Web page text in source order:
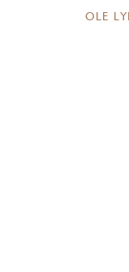
OLE